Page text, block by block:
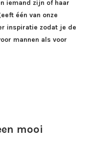
iemand zijn of haar
één van onze
inspiratie zodat je de
mannen als voor
mooi